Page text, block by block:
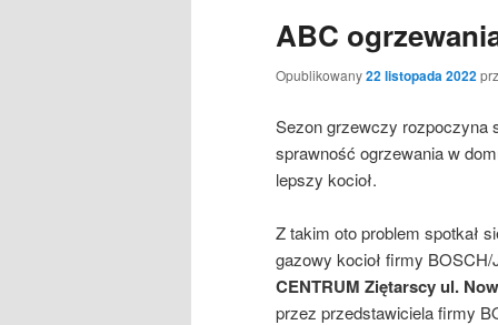
ABC
Opublikowany22 listopada 2022
Sezon grzewczy rozpoczyna
sprawność ogrzewania w
lepszy kocioł.
Z takim oto problem spotkał
gazowy kocioł firmy
CENTRUM Ziętarscy ul.
przez przedstawiciela firmy